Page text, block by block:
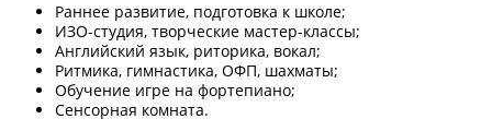
Раннее развитие, подготовка к школе;
ИЗО-студия, творческие мастер-классы;
Английский язык, риторика, вокал;
Ритмика, гимнастика, ОФП, шахматы;
Обучение игре на фортепиано;
Сенсорная комната.